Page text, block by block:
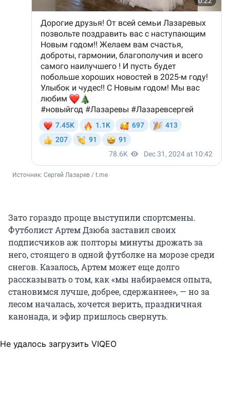
Источник: Сергей Лазарев / t.me
Зато гораздо проще выступили спортсмены.
Футболист Артем Дзюба заставил своих
подписчиков аж полторы минуты дрожать за
него, стоящего в одной футболке на морозе среди
снегов. Казалось, Артем может еще долго
рассказывать о том, как «мы набираемся опыта,
становимся лучше, добрее, сдержаннее», — но за
лесом началась, хочется верить, праздничная
канонада, и эфир пришлось свернуть.
Не удалось загрузить VIQEO